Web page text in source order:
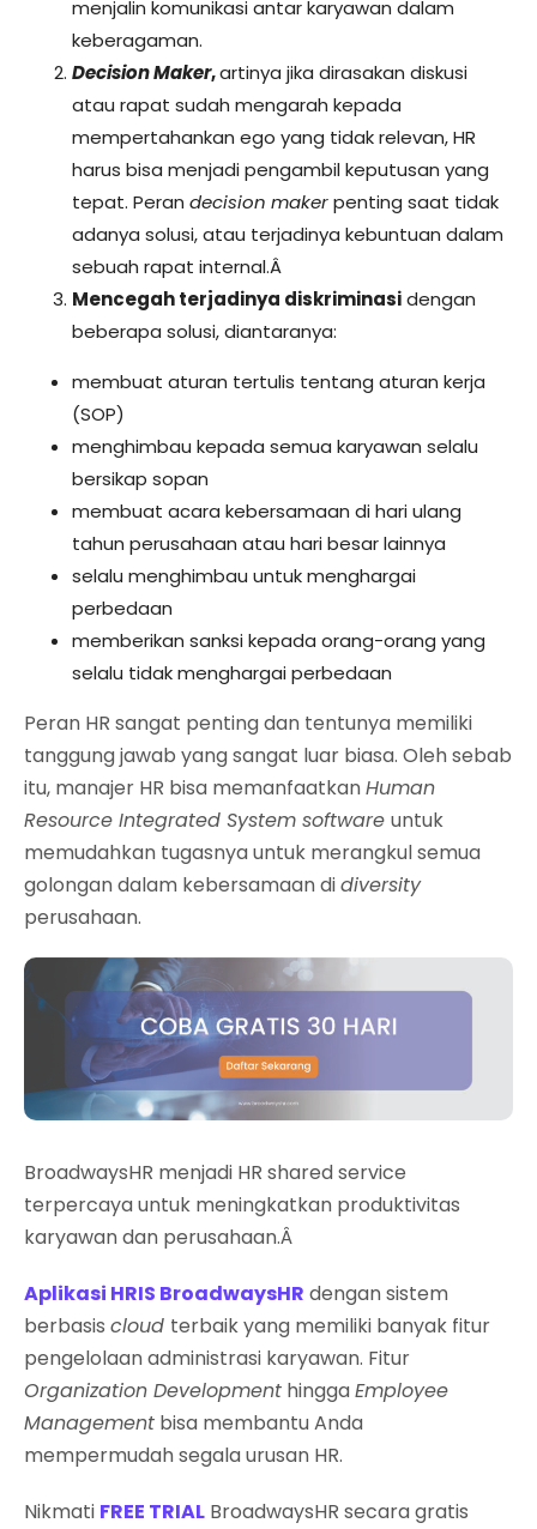
menjalin komunikasi antar karyawan dalam
keberagaman.
Decision Maker,artinya jika dirasakan diskusi
atau rapat sudah mengarah kepada
mempertahankan ego yang tidak relevan, HR
harus bisa menjadi pengambil keputusan yang
tepat. Peran decision makerpenting saat tidak
adanya solusi, atau terjadinya kebuntuan dalam
sebuah rapat internal.Â
Mencegah terjadinya diskriminasidengan
beberapa solusi, diantaranya:
membuat aturan tertulis tentang aturan kerja
(SOP)
menghimbau kepada semua karyawan selalu
bersikap sopan
membuat acara kebersamaan di hari ulang
tahun perusahaan atau hari besar lainnya
selalu menghimbau untuk menghargai
perbedaan
memberikan sanksi kepada orang-orang yang
selalu tidak menghargai perbedaan
Peran HR sangat penting dan tentunya memiliki
tanggung jawab yang sangat luar biasa. Oleh sebab
itu, manajer HR bisa memanfaatkanHuman
Resource Integrated System software untuk
memudahkan tugasnya untuk merangkul semua
golongan dalam kebersamaan didiversity
perusahaan.
BroadwaysHR menjadi HR shared service
terpercaya untuk meningkatkan produktivitas
karyawan dan perusahaan.Â
Aplikasi HRIS BroadwaysHR dengan sistem
berbasis cloud terbaik yang memiliki banyak fitur
pengelolaan administrasi karyawan. Fitur
Organization Development hinggaEmployee
Management bisa membantu Anda
mempermudah segala urusan HR.
Nikmati FREE TRIAL BroadwaysHR secara gratis